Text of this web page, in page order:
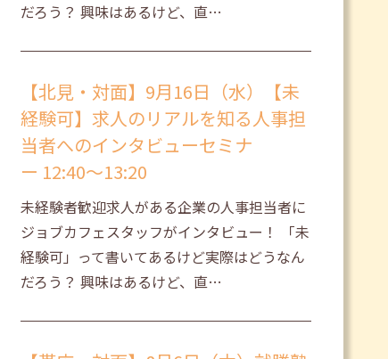
だろう？ 興味はあるけど、直…
【北見・対面】9月16日（水）【未
経験可】求人のリアルを知る人事担
当者へのインタビューセミナ
ー 12:40～13:20
未経験者歓迎求人がある企業の人事担当者に
ジョブカフェスタッフがインタビュー！ 「未
経験可」って書いてあるけど実際はどうなん
だろう？ 興味はあるけど、直…